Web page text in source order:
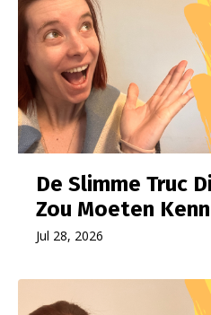
De Slimme Truc
Zou Moeten
Jul 28, 2026